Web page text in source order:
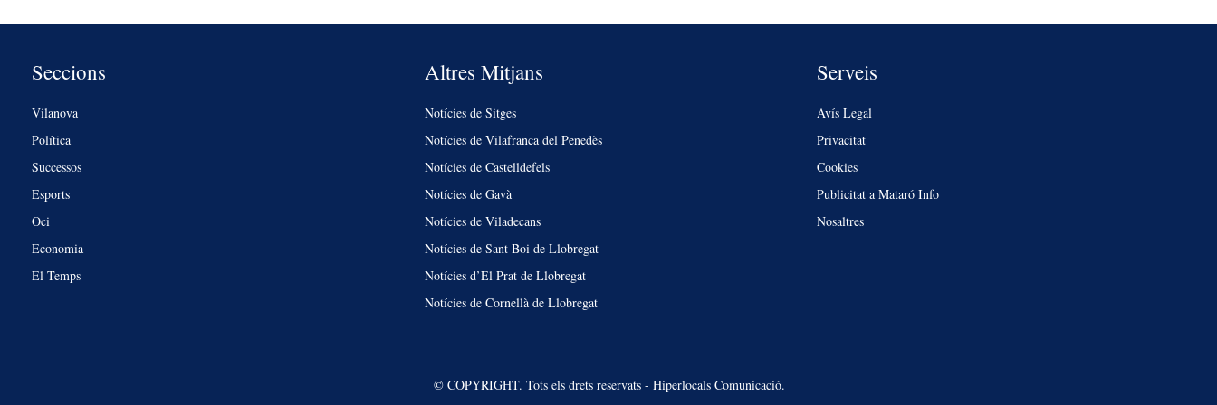
Seccions
Vilanova
Política
Successos
Esports
Oci
Economia
El Temps
Altres Mitjans
Notícies de Sitges
Notícies de Vilafranca del Penedès
Notícies de Castelldefels
Notícies de Gavà
Notícies de Viladecans
Notícies de Sant Boi de Llobregat
Notícies d’El Prat de Llobregat
Notícies de Cornellà de Llobregat
Serveis
Avís Legal
Privacitat
Cookies
Publicitat a Mataró Info
Nosaltres
© COPYRIGHT. Tots els drets reservats - Hiperlocals Comunicació.